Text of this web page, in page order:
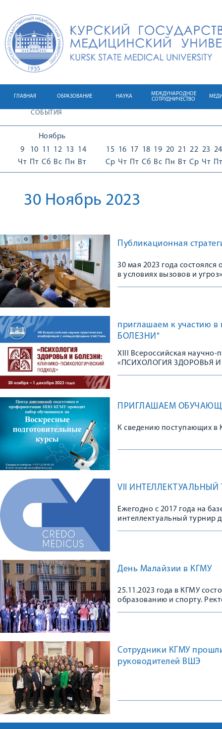
ГЛАВНАЯ ОБРАЗОВАНИЕ НАУКА
МЕЖДУНАРОДНОЕ
СОТРУДНИЧЕСТВО
СОБЫТИЯ
Ноябрь
9
Чт
10
Пт
11
Сб
12
Вс
13
Пн
14
Вт
15
Ср
16
Чт
17
Пт
18
Сб
19
Вс
20
Пн
21
Вт
22
Ср
23
Чт
24
Пт
30 Ноябрь 2023
Публикационная
30 мая 2023 года
в условиях вызовов и
приглашаем к участию
БОЛЕЗНИ"
XIII Всероссийская
«ПСИХОЛОГИЯ ЗДОРОВЬЯ
ПРИГЛАШАЕМ
К сведению поступающих в
VII ИНТЕЛЛЕКТУАЛЬНЫЙ
Ежегодно с 2017 года на
интеллектуальный турнир
День Малайзии в КГМУ
25.11.2023 года в КГМУ
образованию и спорту.
Сотрудники КГМУ
руководителей ВШЭ